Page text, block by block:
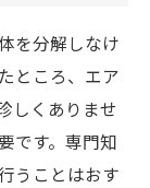
を分解しなけ
ところ、エア
しくありませ
です。専門知
うことはおす